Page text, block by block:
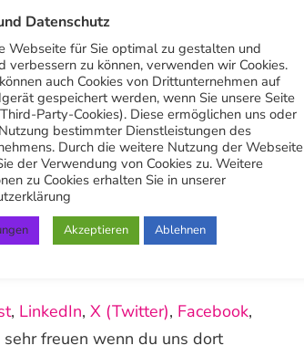
du automatisch Zugang zu den
bekommst du automatisch von
den weiteren Vorteilen der App
zu nutzen und uns Bilder von
einen Rat oder Kostenvoranschlag
, LinkedIn, X (Twitter), Facebook,
freuen wenn du uns dort
Datenschutz
Webseite für Sie optimal zu gestalten und
verbessern zu können, verwenden wir Cookies.
auch Cookies von Drittunternehmen auf
gespeichert werden, wenn Sie unsere Seite
Party-Cookies). Diese ermöglichen uns oder
bestimmter Dienstleistungen des
Durch die weitere Nutzung der Webseite
der Verwendung von Cookies zu. Weitere
zu Cookies erhalten Sie in unserer
Akzeptieren Ablehnen